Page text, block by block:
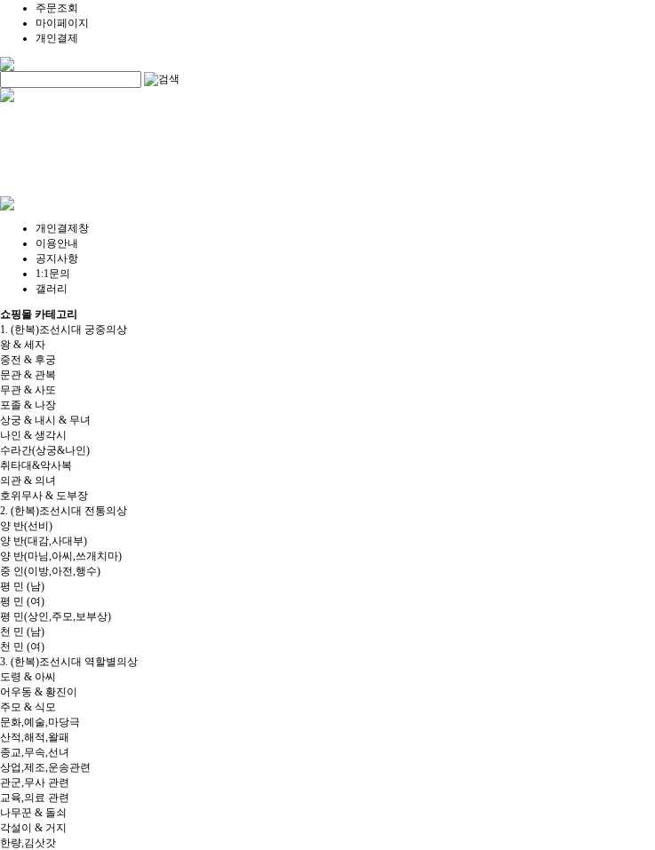
주문조회
마이페이지
개인결제
개인결제창
이용안내
공지사항
1:1문의
갤러리
쇼핑몰 카테고리
1. (한복)조선시대 궁중의상
왕 & 세자
중전 & 후궁
문관 & 관복
무관 & 사또
포졸 & 나장
상궁 & 내시 & 무녀
나인 & 생각시
수라간(상궁&나인)
취타대&악사복
의관 & 의녀
호위무사 & 도부장
2. (한복)조선시대 전통의상
양 반(선비)
양 반(대감,사대부)
양 반(마님,아씨,쓰개치마)
중 인(이방,아전,행수)
평 민 (남)
평 민 (여)
평 민(상인,주모,보부상)
천 민 (남)
천 민 (여)
3. (한복)조선시대 역할별의상
도령 & 아씨
어우동 & 황진이
주모 & 식모
문화,예술,마당극
산적,해적,왈패
종교,무속,선녀
상업,제조,운송관련
관군,무사 관련
교육,의료 관련
나무꾼 & 돌쇠
각설이 & 거지
한량,김삿갓